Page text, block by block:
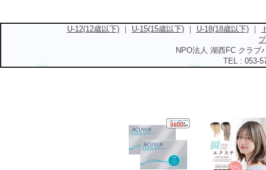
U-12(12歳以下)｜ U-15(15歳以下)｜ U-18(18歳以下)｜
NPO法人 湖西FC クラ
TEL : 053-